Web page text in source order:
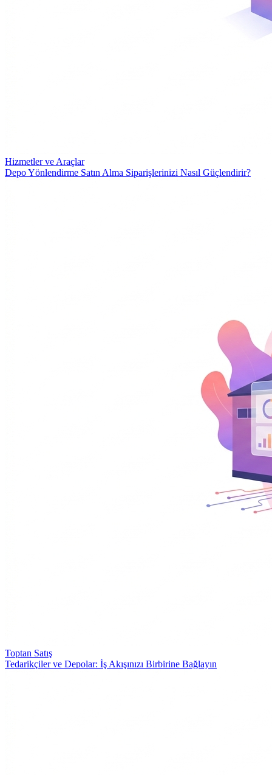
Hizmetler ve Araçlar
Depo Yönlendirme Satın Alma Siparişlerinizi Nasıl Güçlendirir?
Toptan Satış
Tedarikçiler ve Depolar: İş Akışınızı Birbirine Bağlayın